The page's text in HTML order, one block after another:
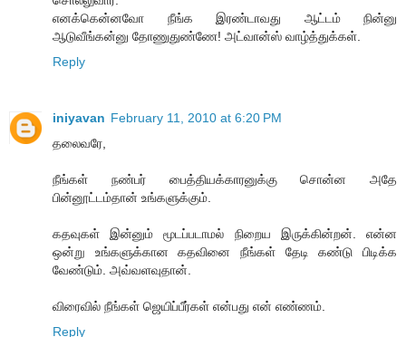
எனக்கென்னவோ நீங்க இரண்டாவது ஆட்டம் நின்னு
ஆடுவீங்கன்னு தோணுதுண்ணே! அட்வான்ஸ் வாழ்த்துக்கள்.
Reply
iniyavan February 11, 2010 at 6:20 PM
தலைவரே,
நீங்கள் நண்பர் பைத்தியக்காரனுக்கு சொன்ன அதே
பின்னூட்டம்தான் உங்களுக்கும்.
கதவுகள் இன்னும் மூடப்படாமல் நிறைய இருக்கின்றன். என்ன
ஒன்று உங்களுக்கான கதவினை நீங்கள் தேடி கண்டு பிடிக்க
வேண்டும். அவ்வளவுதான்.
விரைவில் நீங்கள் ஜெயிப்பீர்கள் என்பது என் எண்ணம்.
Reply